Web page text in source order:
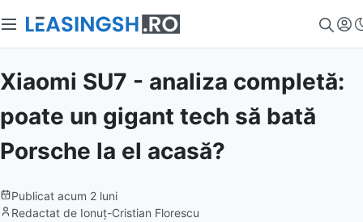
Xiaomi SU7 - analiza completă:
poate un gigant tech să bată
Porsche la el acasă?
Publicat acum 2 luni
Redactat de Ionuț-Cristian Florescu